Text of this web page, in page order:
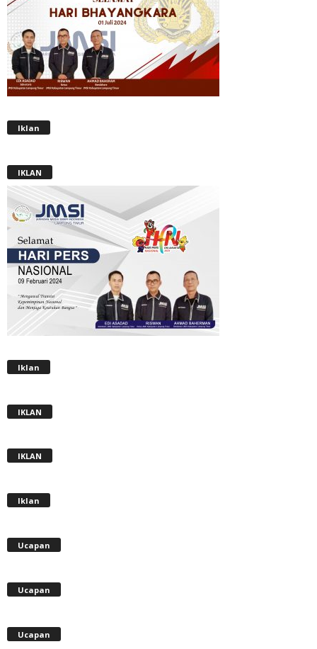
Iklan
IKLAN
Iklan
IKLAN
IKLAN
Iklan
Ucapan
Ucapan
Ucapan